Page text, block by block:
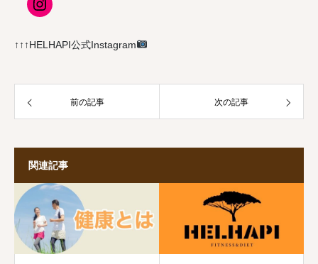
↑↑↑HELHAPI公式Instagram
前の記事 次の記事
関連記事